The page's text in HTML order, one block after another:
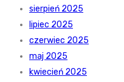
sierpień 2025
lipiec 2025
czerwiec 2025
maj 2025
kwiecień 2025